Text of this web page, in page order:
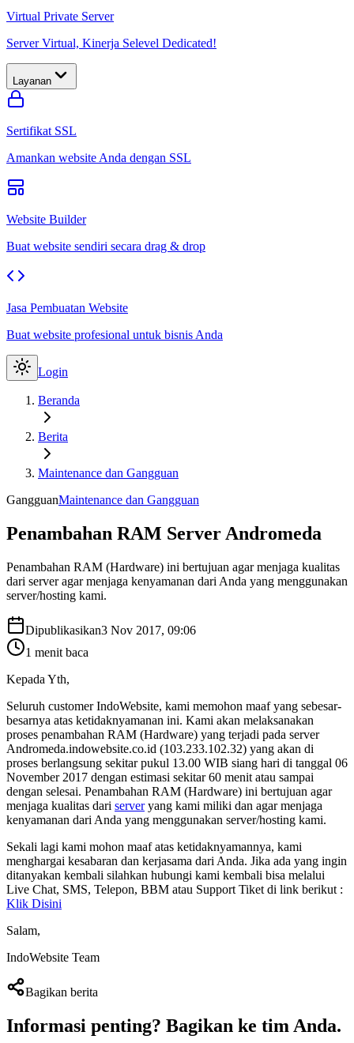
Virtual Private Server
Server Virtual, Kinerja Selevel Dedicated!
Layanan
Sertifikat SSL
Amankan website Anda dengan SSL
Website Builder
Buat website sendiri secara drag & drop
Jasa Pembuatan Website
Buat website profesional untuk bisnis Anda
Login
Beranda
Berita
Maintenance dan Gangguan
GangguanMaintenance dan Gangguan
Penambahan RAM Server Andromeda
Penambahan RAM (Hardware) ini bertujuan agar menjaga kualitas
dari server agar menjaga kenyamanan dari Anda yang menggunakan
server/hosting kami.
Dipublikasikan3 Nov 2017, 09:06
1 menit baca
Kepada Yth,
Seluruh customer IndoWebsite, kami memohon maaf yang sebesar-
besarnya atas ketidaknyamanan ini. Kami akan melaksanakan
proses penambahan RAM (Hardware) yang terjadi pada server
Andromeda.indowebsite.co.id (103.233.102.32) yang akan di
proses berlangsung sekitar pukul 13.00 WIB siang hari di tanggal 06
November 2017 dengan estimasi sekitar 60 menit atau sampai
dengan selesai. Penambahan RAM (Hardware) ini bertujuan agar
menjaga kualitas dari serveryang kami miliki dan agar menjaga
kenyamanan dari Anda yang menggunakan server/hosting kami.
Sekali lagi kami mohon maaf atas ketidaknyamannya, kami
menghargai kesabaran dan kerjasama dari Anda. Jika ada yang ingin
ditanyakan kembali silahkan hubungi kami kembali bisa melalui
Live Chat, SMS, Telepon, BBM atau Support Tiket di link berikut :
Klik Disini
Salam,
IndoWebsite Team
Bagikan berita
Informasi penting? Bagikan ke tim Anda.